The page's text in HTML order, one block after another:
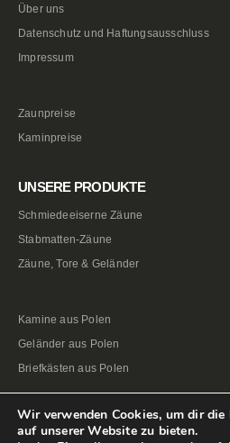
Über uns
Datenschutz und Haftungsausschluss
Impressum
Zaunpreise
Kaminpreise
UNSERE PRODUKTE
Schmiedeeiserne Zäune
Stabmatten-Zäune
Zäune, Tore & Geländer
Kamine aus Polen
Geländer aus Polen
Briefkästen aus Polen
Wir verwenden Cookies, um dir
auf unserer Website zu bieten.